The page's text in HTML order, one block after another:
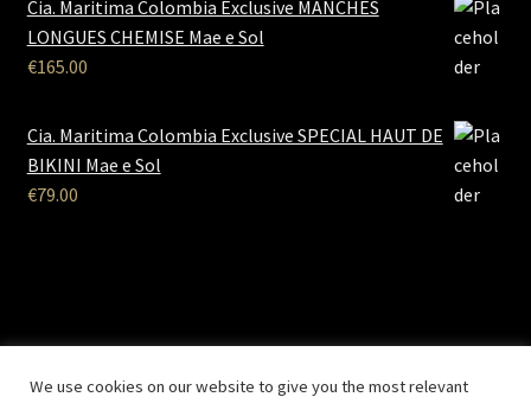
Cia. Maritima Colombia Exclusive MANCHES
LONGUES CHEMISE Mae e Sol
€165.00
Cia. Maritima Colombia Exclusive SPECIAL HAUT DE
BIKINI Mae e Sol
€79.00
We use cookies on our website to give you the most relevant